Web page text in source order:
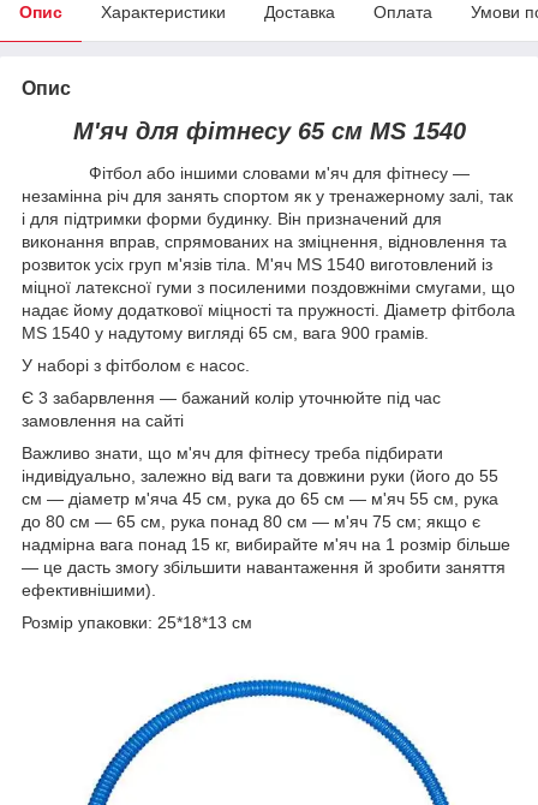
Опис Характеристики Доставка Оплата Умови
Опис
М'яч для фітнесу 65 см MS 1540
Фітбол або іншими словами м'яч для фітнесу —
незамінна річ для занять спортом як у тренажерному залі, так
і для підтримки форми будинку. Він призначений для
виконання вправ, спрямованих на зміцнення, відновлення та
розвиток усіх груп м'язів тіла. М'яч MS 1540 виготовлений із
міцної латексної гуми з посиленими поздовжніми смугами, що
надає йому додаткової міцності та пружності. Діаметр фітбола
MS 1540 у надутому вигляді 65 см, вага 900 грамів.
У наборі з фітболом є насос.
Є 3 забарвлення — бажаний колір уточнюйте під час
замовлення на сайті
Важливо знати, що м'яч для фітнесу треба підбирати
індивідуально, залежно від ваги та довжини руки (його до 55
см — діаметр м'яча 45 см, рука до 65 см — м'яч 55 см, рука
до 80 см — 65 см, рука понад 80 см — м'яч 75 см; якщо є
надмірна вага понад 15 кг, вибирайте м'яч на 1 розмір більше
— це дасть змогу збільшити навантаження й зробити заняття
ефективнішими).
Розмір упаковки: 25*18*13 см